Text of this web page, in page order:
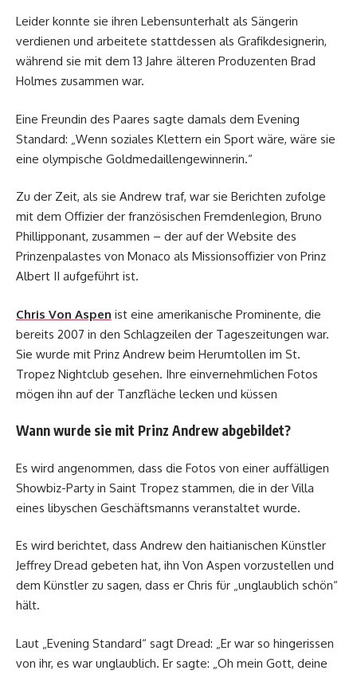
Leider konnte sie ihren Lebensunterhalt als Sängerin
verdienen und arbeitete stattdessen als Grafikdesignerin,
während sie mit dem 13 Jahre älteren Produzenten Brad
Holmes zusammen war.
Eine Freundin des Paares sagte damals dem Evening
Standard: „Wenn soziales Klettern ein Sport wäre, wäre sie
eine olympische Goldmedaillengewinnerin.“
Zu der Zeit, als sie Andrew traf, war sie Berichten zufolge
mit dem Offizier der französischen Fremdenlegion, Bruno
Phillipponant, zusammen – der auf der Website des
Prinzenpalastes von Monaco als Missionsoffizier von Prinz
Albert II aufgeführt ist.
Chris Von Aspen ist eine amerikanische Prominente, die
bereits 2007 in den Schlagzeilen der Tageszeitungen war.
Sie wurde mit Prinz Andrew beim Herumtollen im St.
Tropez Nightclub gesehen. Ihre einvernehmlichen Fotos
mögen ihn auf der Tanzfläche lecken und küssen
Wann wurde sie mit Prinz Andrew abgebildet?
Es wird angenommen, dass die Fotos von einer auffälligen
Showbiz-Party in Saint Tropez stammen, die in der Villa
eines libyschen Geschäftsmanns veranstaltet wurde.
Es wird berichtet, dass Andrew den haitianischen Künstler
Jeffrey Dread gebeten hat, ihn Von Aspen vorzustellen und
dem Künstler zu sagen, dass er Chris für „unglaublich schön“
hält.
Laut „Evening Standard“ sagt Dread: „Er war so hingerissen
von ihr, es war unglaublich. Er sagte: „Oh mein Gott, deine